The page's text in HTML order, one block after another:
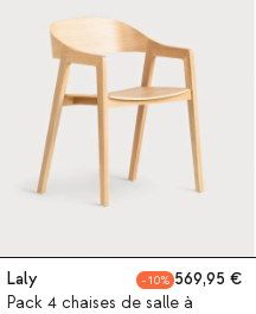
Laly 10
569,95
Pack 4 chaises de salle à